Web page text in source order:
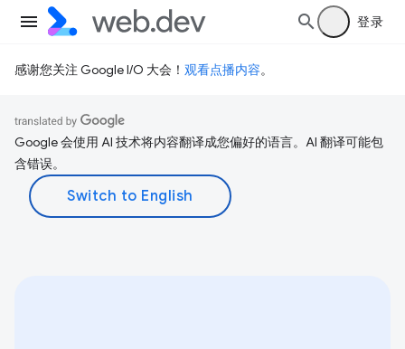
登录
感谢您关注 Google I/O 大会！ 观看点播内容。
Google 会使用 AI 技术将内容翻译成您偏好的语言。AI 翻译可能包
含错误。